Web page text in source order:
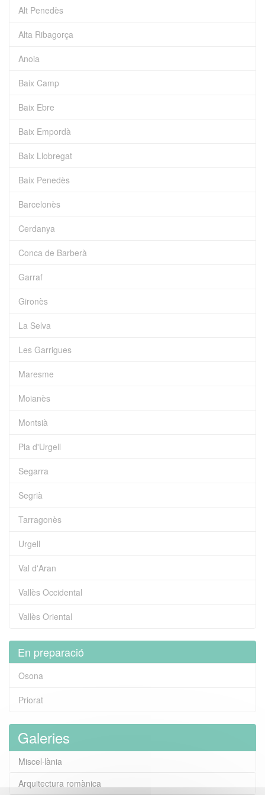
Alt Penedès
Alta Ribagorça
Anoia
Baix Camp
Baix Ebre
Baix Empordà
Baix Llobregat
Baix Penedès
Barcelonès
Cerdanya
Conca de Barberà
Garraf
Gironès
La Selva
Les Garrigues
Maresme
Moianès
Montsià
Pla d'Urgell
Segarra
Segrià
Tarragonès
Urgell
Val d'Aran
Vallès Occidental
Vallès Oriental
En preparació
Osona
Priorat
Galeries
Miscel·lània
Arquitectura romànica